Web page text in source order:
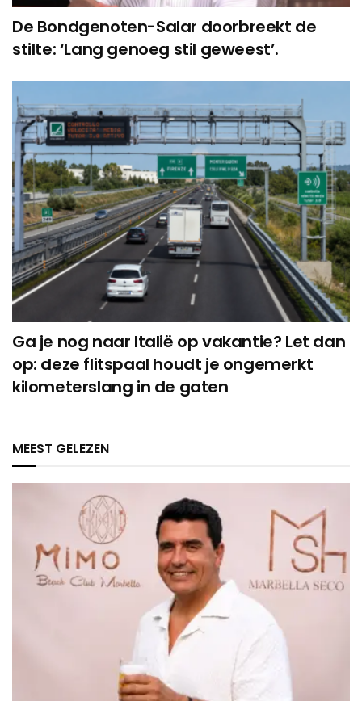
De Bondgenoten-Salar doorbreekt de
stilte: ‘Lang genoeg stil geweest’.
Ga je nog naar Italië op vakantie? Let dan
op: deze flitspaal houdt je ongemerkt
kilometerslang in de gaten
MEEST GELEZEN